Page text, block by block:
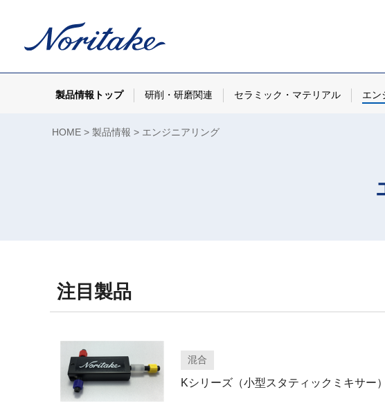
製品情報トップ 研削・研磨関連 セラミック・マテリアル エン
HOME 製品情報 エンジニアリング
注目製品
混合
Kシリーズ（小型スタティックミキサー）